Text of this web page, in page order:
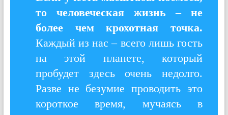
то человеческая жизнь – не
более чем крохотная точка.
Каждый из нас – всего лишь гость
на этой планете, который
пробудет здесь очень недолго.
Разве не безумие проводить это
короткое время, мучаясь в